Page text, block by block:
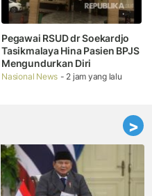
Pegawai RSUD dr Soekardjo
Tasikmalaya Hina Pasien BPJS
Mengundurkan Diri
Nasional News - 2 jam yang lalu
>